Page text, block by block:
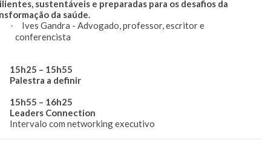
sustentáveis e preparadas para os desafios da
da saúde.
·
Ives Gandra - Advogado, professor, escritor e
conferencista
– 15h55
a definir
– 16h25
Connection
com networking executivo